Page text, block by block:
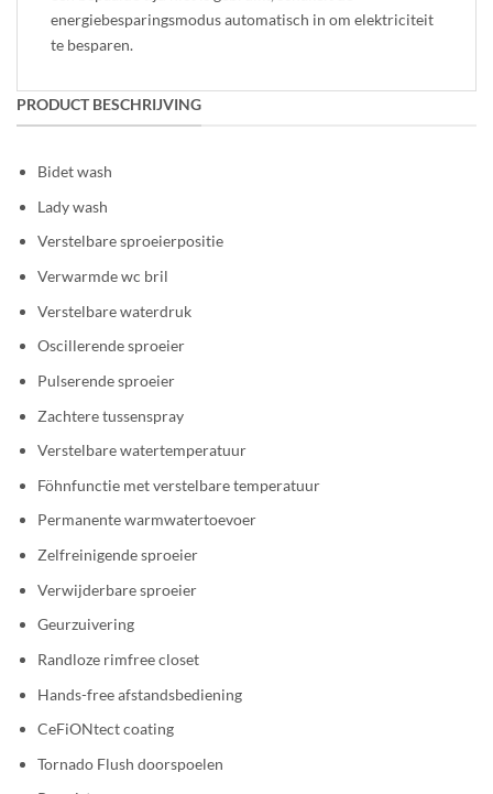
energiebesparingsmodus automatisch in om elektriciteit
te besparen.
PRODUCT BESCHRIJVING
Bidet wash
Lady wash
Verstelbare sproeierpositie
Verwarmde wc bril
Verstelbare waterdruk
Oscillerende sproeier
Pulserende sproeier
Zachtere tussenspray
Verstelbare watertemperatuur
Föhnfunctie met verstelbare temperatuur
Permanente warmwatertoevoer
Zelfreinigende sproeier
Verwijderbare sproeier
Geurzuivering
Randloze rimfree closet
Hands-free afstandsbediening
CeFiONtect coating
Tornado Flush doorspoelen